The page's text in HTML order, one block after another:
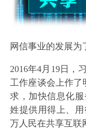
网信事业的发展为
2016年4月19日，
工作座谈会上作了
求，加快信息化
姓提供用得上、
万人民在共享互联